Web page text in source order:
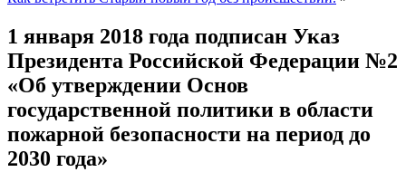
1 января 2018 года подписан Указ
Президента Российской Федерации №2
«Об утверждении Основ
государственной политики в области
пожарной безопасности на период до
2030 года»